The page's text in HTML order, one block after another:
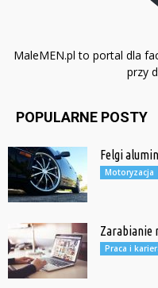
MaleMEN.pl to portal dla
przy
POPULARNE POSTY
Felgi
Motoryzacja
Zarabianie
Praca i